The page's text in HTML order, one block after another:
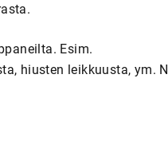
Esim.
hiusten leikkuusta, ym.